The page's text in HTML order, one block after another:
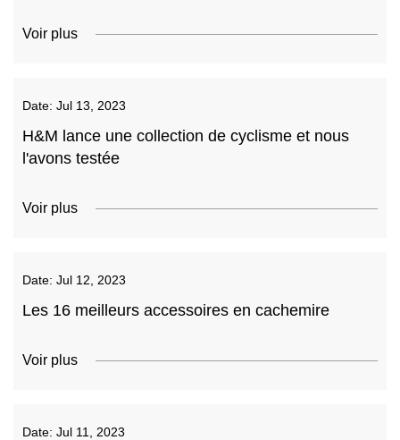
Voir plus
Date: Jul 13, 2023
H&M lance une collection de cyclisme et nous
l'avons testée
Voir plus
Date: Jul 12, 2023
Les 16 meilleurs accessoires en cachemire
Voir plus
Date: Jul 11, 2023